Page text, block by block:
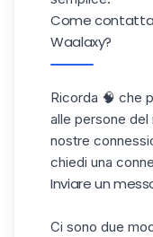
Come
Waalaxy?
Ricorda 🧠 che
alle persone
nostre
chiedi una
Inviare un
Ci sono due